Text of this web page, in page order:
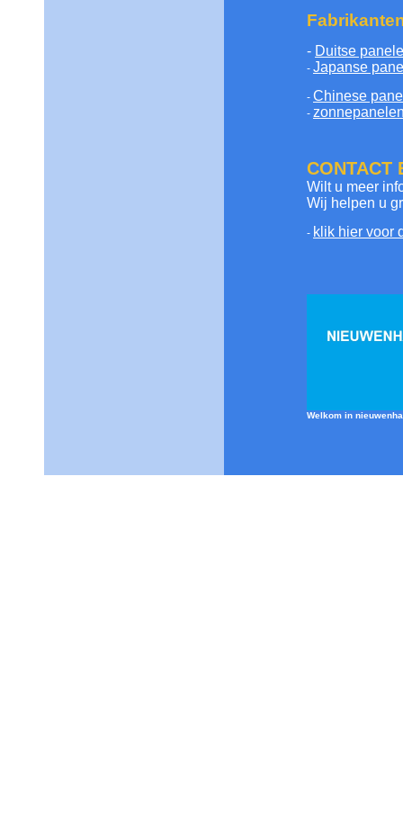
- Duitse
- Japanse
- Chinese
-
CONTACT
Wilt u meer
Wij helpen u
- klik hier voor
Welkom in